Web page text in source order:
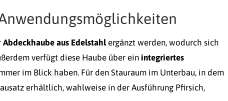
Abdeckhaube aus Edelstahlergänzt werden, wodurch sich
verfügt diese Haube über ein integriertes
im Blick haben. Für den Stauraum im Unterbau, in dem
erhältlich, wahlweise in der Ausführung Pfirsich,